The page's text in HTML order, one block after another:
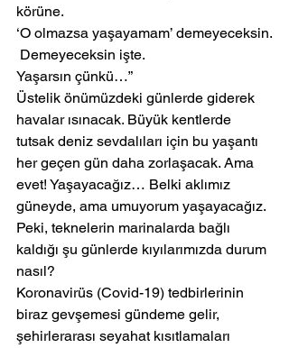
körüne.
‘O olmazsa yaşayamam’ demeyeceksin.
Demeyeceksin işte.
Yaşarsın çünkü…”
Üstelik önümüzdeki günlerde giderek
havalar ısınacak. Büyük kentlerde
tutsak deniz sevdalıları için bu yaşantı
her geçen gün daha zorlaşacak. Ama
evet! Yaşayacağız… Belki aklımız
güneyde, ama umuyorum yaşayacağız.
Peki, teknelerin marinalarda bağlı
kaldığı şu günlerde kıyılarımızda durum
nasıl?
Koronavirüs (Covid-19) tedbirlerinin
biraz gevşemesi gündeme gelir,
şehirlerarası seyahat kısıtlamaları